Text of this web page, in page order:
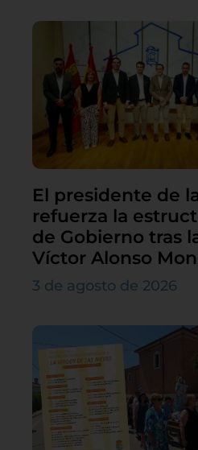
El presidente de
refuerza la
de Gobierno tras
Víctor Alonso
3 de agosto de 2026